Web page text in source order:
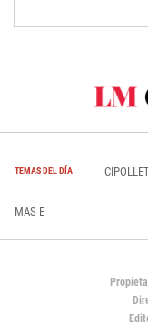
TEMAS DEL DÍA
MAS E